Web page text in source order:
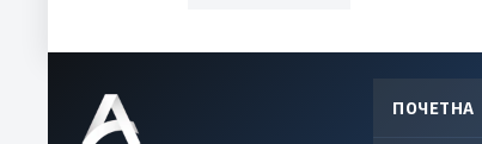
ПОЧЕТНА